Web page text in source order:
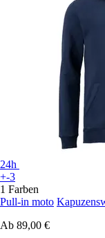
24h
+-3
1 Farben
Pull-in moto
Ab 89,00 €